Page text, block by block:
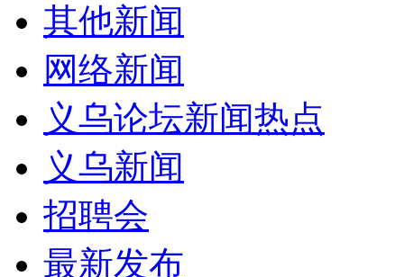
其他新闻
网络新闻
义乌论坛新闻热点
义乌新闻
招聘会
最新发布